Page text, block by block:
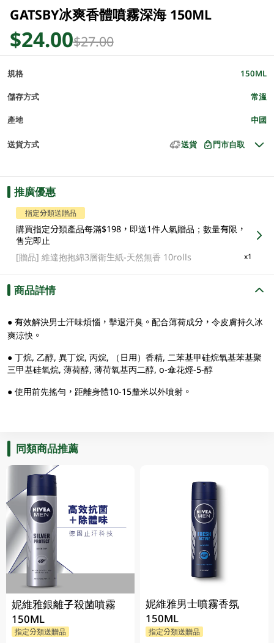
GATSBY冰爽香體噴霧深海 150ML
$24.00$27.00
規格 150ML
儲存方式 常溫
產地 中國
送貨方式 送貨 門市自取
推廣優惠
指定分類送贈品
購買指定分類產品每滿$198，即送1件人氣贈品；數量有限，
售完即止
[贈品]維達抱抱綿3層衛生紙-天然無香 10rolls x1
商品詳情
● 有效解決男士汗味煩惱，擊退汗臭。配合薄荷成分，令皮膚持久冰
爽涼快。
● 丁烷, 乙醇, 異丁烷, 丙烷, （日用）香精, 二苯基甲硅烷氧基苯基聚
三甲基硅氧烷, 薄荷醇, 薄荷氧基丙二醇, o-傘花烴-5-醇
● 使用前先搖勻，距離身體10-15釐米以外噴射。
同類商品推薦
妮維雅銀離子殺菌噴霧
150ML
指定分類送贈品
妮維雅男士噴霧香氛
150ML
指定分類送贈品